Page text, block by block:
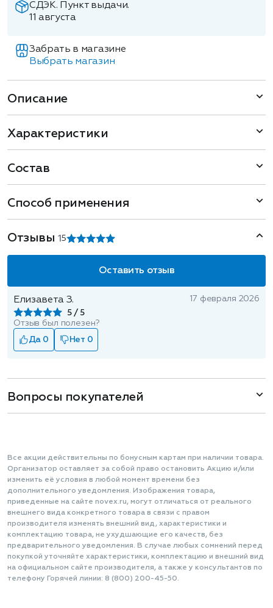
СДЭК. Пункт выдачи.
11 августа
Забрать в магазине
Выбрать магазин
Описание
Характеристики
Состав
Способ применения
Отзывы1 5
Оставить отзыв
Елизавета З.
5
17 февраля 2026
Отзыв был полезен?
Да 0
Нет 0
Вопросы покупателей
Все акции действительны по бонусным картам при наличии товара.
Организатор оставляет за собой право остановить Акцию и/или
изменить её условия в любой момент времени без
дополнительного уведомления. Изображения товара,
приведенные на сайте novex.ru, могут отличаться от реального
внешнего вида конкретного товара в связи с правом
производителя изменять внешний вид, характеристики и
комплектацию товара, не ухудшающие его качеств, без
предварительного уведомления. В случае любых сомнений перед
покупкой уточняйте характеристики, комплектацию и внешний вид
на официальном сайте производителя, а также у консультантов по
телефону Горячей линии: 8 (800) 200-45-50.